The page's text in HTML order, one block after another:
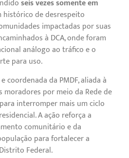
seis vezes somente em
histórico de desrespeito
impactadas por suas
à DCA, onde foram
análogo ao tráfico e o
para uso.
coordenada da PMDF, aliada à
por meio da Rede de
interromper mais um ciclo
A ação reforça a
comunitário e da
para fortalecer a
Federal.